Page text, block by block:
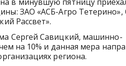
ЗАО «АСБ-Агро
Рассвет».
Сергей Савицкий, машинно-
на 10% и данная мера
региона.